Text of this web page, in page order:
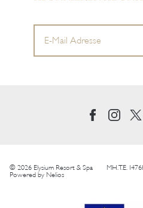
© 2026 Elysium Resort & Spa MH.T.E.
Powered by Nelios